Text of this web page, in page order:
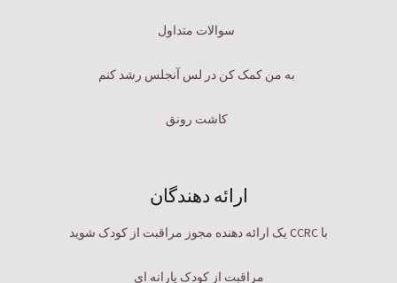
سوالات متداول
به من کمک کن در لس آنجلس رشد کنم
کاشت رونق
ارائه دهندگان
با CCRC یک ارائه دهنده مجوز مراقبت از کودک شوید
مراقبت از کودک یارانه ای